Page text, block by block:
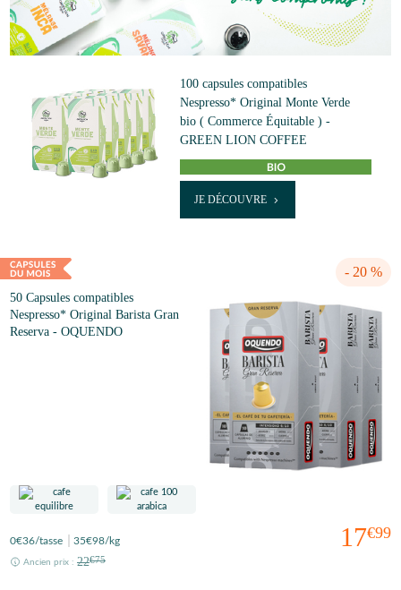
100 capsules compatibles
Nespresso* Original Monte Verde
bio ( Commerce Équitable ) -
GREEN LION COFFEE
JE DÉCOUVRE
- 20 %
50 Capsules compatibles
Nespresso* Original Barista Gran
Reserva - OQUENDO
17€99
0€36/tasse 35€98/kg
Ancien prix : 22€75